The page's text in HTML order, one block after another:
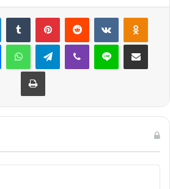
LinkedInTumblr PinterestReddit VKontakte
MessengerWhatsAppTelegramViber Line E-Posta ile
Yazdır